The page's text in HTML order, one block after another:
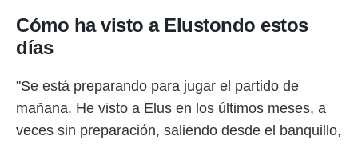
de
o a través
de
de
uso de
con el
Cómo ha visto a Elustondo estos
días
"Se está preparando para jugar el partido de
mañana. He visto a Elus en los últimos meses, a
veces sin preparación, saliendo desde el banquillo,